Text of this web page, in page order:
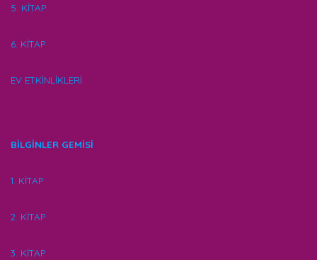
5. KİTAP
6. KİTAP
EV ETKİNLİKLERİ
BİLGİNLER GEMİSİ
1. KİTAP
2. KİTAP
3. KİTAP